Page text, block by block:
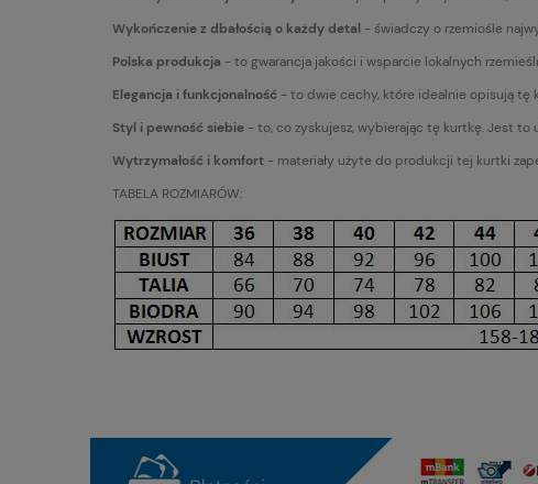
Wykończenie z dbałością o każdy detal - świadczy o rzemiośle
Polska produkcja - to gwarancja jakości i wsparcie lokalnych
Elegancja i funkcjonalność - to dwie cechy, które idealnie opisują tę
Styl i pewność siebie - to, co zyskujesz, wybierając tę kurtkę. Jest
Wytrzymałość i komfort - materiały użyte do produkcji tej kurtki
TABELA ROZMIARÓW: